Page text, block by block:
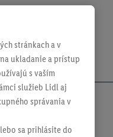
stránkach a v
ukladanie a prístup
s vaším
služieb Lidl aj
správania v
sa prihlásite do